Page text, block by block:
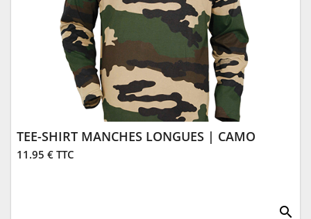
TEE-SHIRT MANCHES LONGUES | CAMO
11.95 € TTC
search